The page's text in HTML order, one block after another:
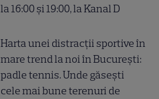
la 16:00 și 19:00, la Kanal D
Harta unei distracții sportive în
mare trend la noi în București:
padle tennis. Unde găsești
cele mai bune terenuri de